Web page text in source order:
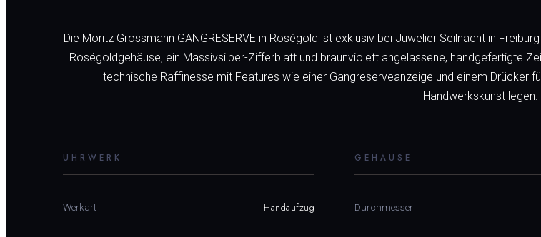
Die Moritz Grossmann GANGRESERVE in Roségold ist exklusiv bei Juwelier Seilnacht in
Roségoldgehäuse, ein Massivsilber-Zifferblatt und braunviolett angelassene, handgefertigte
technische Raffinesse mit Features wie einer Gangreserveanzeige und einem Drücker
Handwerkskunst legen.
UHRWERK
Werkart Handaufzug
GEHÄUSE
Durchmesser